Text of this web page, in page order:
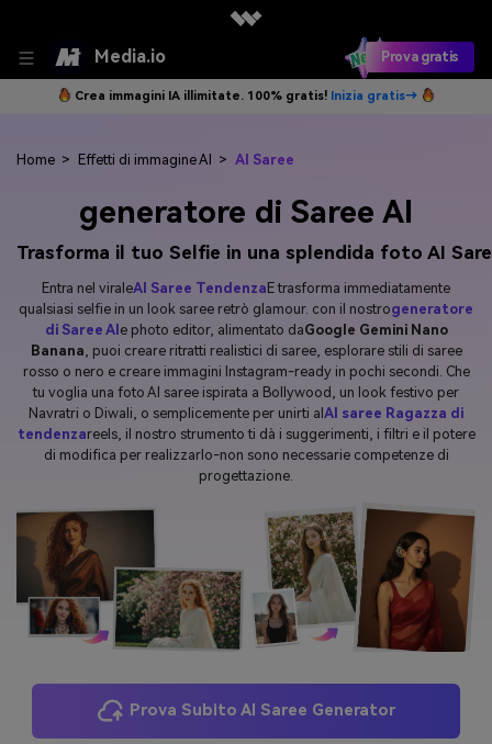
Media.io Prova gratis
Crea immagini IA illimitate. 100% gratis! Inizia gratis→
Home > Effetti di immagine AI > AI Saree
generatore di Saree AI
Trasforma il tuo Selfie in una splendida foto AI
Entra nel viraleAI Saree Tendenza E trasforma immediatamente
qualsiasi selfie in un look saree retrò glamour. con il nostrogeneratore
di Saree AI e photo editor, alimentato daGoogle Gemini Nano
Banana , puoi creare ritratti realistici di saree, esplorare stili di saree
rosso o nero e creare immagini Instagram-ready in pochi secondi. Che
tu voglia una foto AI saree ispirata a Bollywood, un look festivo per
Navratri o Diwali, o semplicemente per unirti al AI saree Ragazza di
tendenzareels, il nostro strumento ti dà i suggerimenti, i filtri e il potere
di modifica per realizzarlo-non sono necessarie competenze di
progettazione.
Prova Subito AI Saree Generator